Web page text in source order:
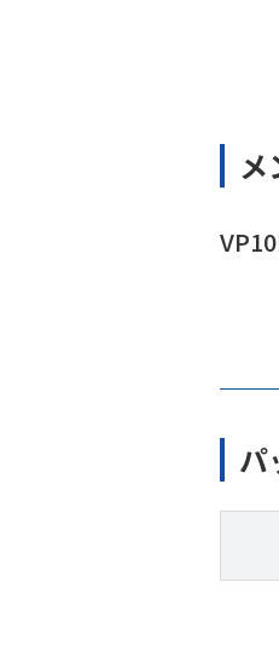
メ
パ